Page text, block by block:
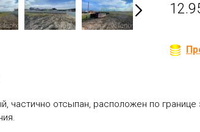
частично отсыпан, расположен по